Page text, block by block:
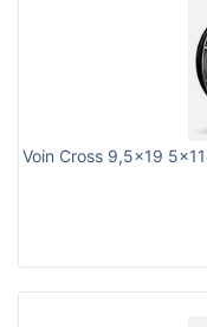
Voin Cross 9,5x19